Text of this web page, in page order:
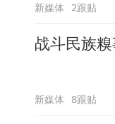
新媒体 2跟贴
战斗民族
新媒体 8跟贴